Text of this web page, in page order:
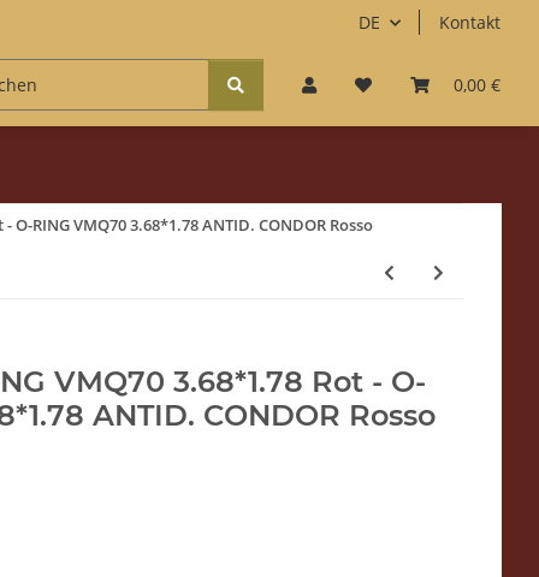
DE Kontakt
0,00 €
Kaffee & Süßes Accessoires
O-RING VMQ70 3.68*1.78 ANTID. CONDOR Rosso
VMQ70 3.68*1.78 Rot - O-
ANTID. CONDOR Rosso